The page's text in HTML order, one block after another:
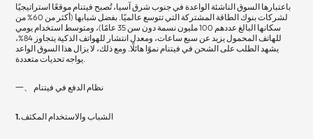
باعتبارها السوق الناشئة الواعدة في جنوب شرق آسيا، تُصبح فيتنام موقعًا استراتيجيًا
لشركات بنوك الطاقة المشتركة التي تتوسع عالميًا. بفضل شبابها (أكثر من 60% من
سكانها البالغ عددهم 100 مليون نسمة دون سن 35 عامًا)، ومتوسط استخدام يومي
للهاتف المحمول يزيد عن سبع ساعات، ومعدل انتشار للهواتف الذكية يتجاوز 84%،
يشهد الطلب على الشحن في فيتنام نموًا هائلًا. ومع ذلك، لا يزال هذا السوق الواعد
一、 نظام الدفع في فيتنام
1. الشباب والاستخدام المكثف